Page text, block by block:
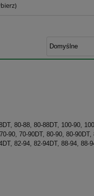
80-88, 80-88DT, 100-90,
90, 70-90DT, 80-90, 80-
82-94, 82-94DT, 88-94, 88-